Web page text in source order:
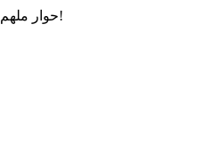
حوار ملهم مع خوسيه موخيكا الرئيس الحالي للأوروغواي، حول العدالة الاجتماعية، الحكم الرشيد والتواضع!